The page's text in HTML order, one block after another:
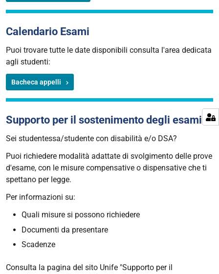
Calendario Esami
Puoi trovare tutte le date disponibili consulta l'area dedicata
agli studenti:
Bacheca appelli
Supporto per il sostenimento degli esami
Sei studentessa/studente con disabilità e/o DSA?
Puoi richiedere modalità adattate di svolgimento delle prove
d'esame, con le misure compensative o dispensative che ti
spettano per legge.
Per informazioni su:
Quali misure si possono richiedere
Documenti da presentare
Scadenze
Consulta la pagina del sito Unife "Supporto per il